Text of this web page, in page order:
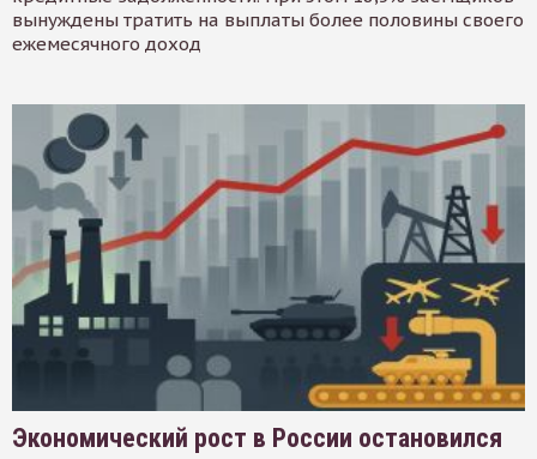
вынуждены тратить на выплаты более половины своего
ежемесячного доход
Экономический рост в России остановился